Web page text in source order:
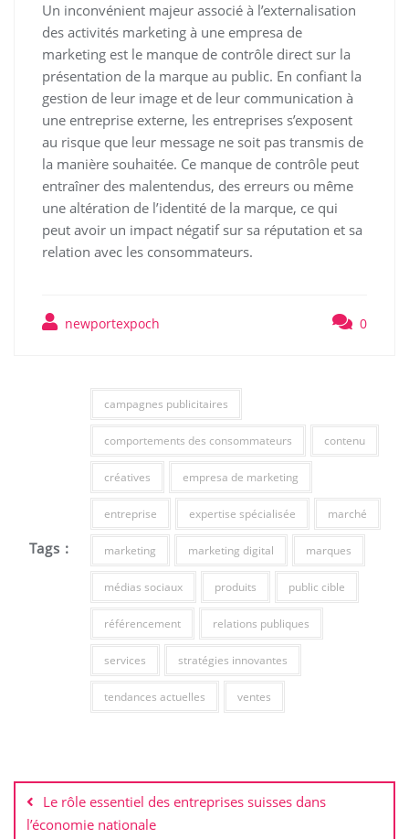
Un inconvénient majeur associé à l’externalisation
des activités marketing à une empresa de
marketing est le manque de contrôle direct sur la
présentation de la marque au public. En confiant la
gestion de leur image et de leur communication à
une entreprise externe, les entreprises s’exposent
au risque que leur message ne soit pas transmis de
la manière souhaitée. Ce manque de contrôle peut
entraîner des malentendus, des erreurs ou même
une altération de l’identité de la marque, ce qui
peut avoir un impact négatif sur sa réputation et sa
relation avec les consommateurs.
newportexpoch 0
Tags :
campagnes publicitaires
comportements des consommateurs contenu
créatives empresa de marketing
entreprise expertise spécialisée marché
marketing marketing digital marques
médias sociaux produits public cible
référencement relations publiques
services stratégies innovantes
tendances actuelles ventes
de
l’article
Le rôle essentiel des entreprises suisses dans
l’économie nationale